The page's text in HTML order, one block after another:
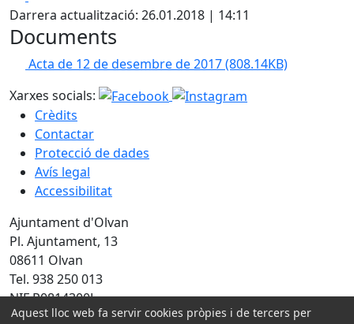
Darrera actualització: 26.01.2018 | 14:11
Documents
Acta de 12 de desembre de 2017(808.14KB)
Xarxes socials:
Crèdits
Contactar
Protecció de dades
Avís legal
Accessibilitat
Ajuntament d'Olvan
Pl. Ajuntament, 13
08611 Olvan
Tel. 938 250 013
NIF P0814300J
Aquest lloc web fa servir cookies pròpies i de tercers per